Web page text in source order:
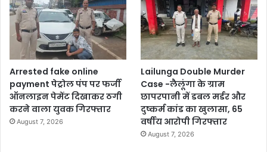
Arrested fake online
payment पेट्रोल पंप पर फर्जी
ऑनलाइन पेमेंट दिखाकर ठगी
करने वाला युवक गिरफ्तार
August 7, 2026
Lailunga Double Murder
Case -लैलूंगा के ग्राम
छापरपानी में डबल मर्डर और
दुष्कर्म कांड का खुलासा, 65
वर्षीय आरोपी गिरफ्तार
August 7, 2026